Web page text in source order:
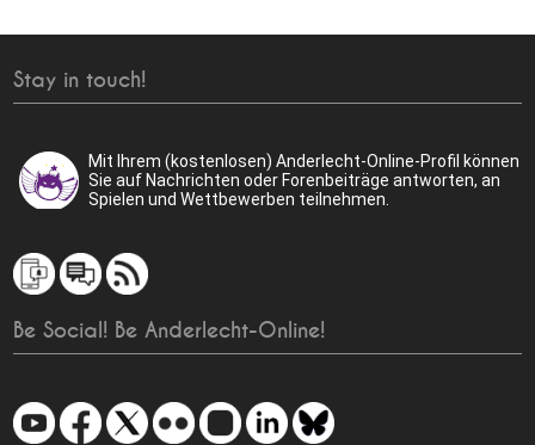
Stay in touch!
Mit Ihrem (kostenlosen) Anderlecht-Online-Profil können
Sie auf Nachrichten oder Forenbeiträge antworten, an
Spielen und Wettbewerben teilnehmen.
Be Social! Be Anderlecht-Online!